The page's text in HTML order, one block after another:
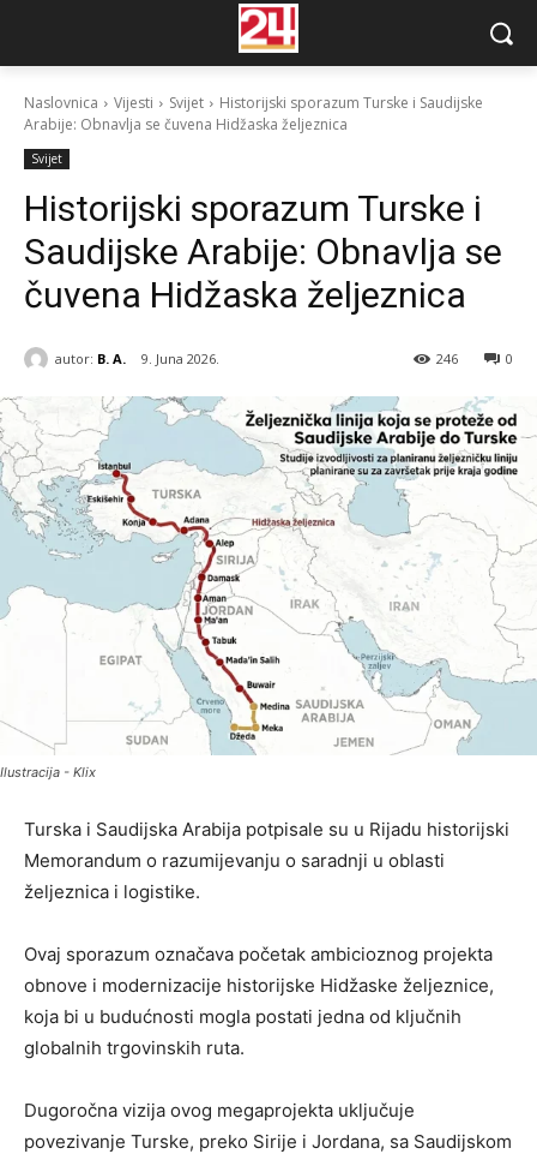
Naslovnica Vijesti Svijet
Historijski sporazum Turske i Saudijske
Arabije: Obnavlja se čuvena Hidžaska željeznica
Svijet
Historijski sporazum Turske i
Saudijske Arabije: Obnavlja se
čuvena Hidžaska željeznica
autor: B. A. 9. Juna 2026. 0
246
Ilustracija - Klix
Turska i Saudijska Arabija potpisale su u Rijadu historijski
Memorandum o razumijevanju o saradnji u oblasti
željeznica i logistike.
Ovaj sporazum označava početak ambicioznog projekta
obnove i modernizacije historijske Hidžaske željeznice,
koja bi u budućnosti mogla postati jedna od ključnih
globalnih trgovinskih ruta.
Dugoročna vizija ovog megaprojekta uključuje
povezivanje Turske, preko Sirije i Jordana, sa Saudijskom